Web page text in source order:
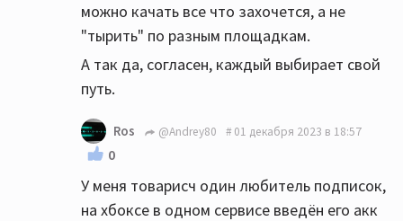
можно качать все что захочется, а не
"тырить" по разным площадкам.
А так да, согласен, каждый выбирает свой
путь.
Ros @Andrey80 01 декабря 2023 в 18:57
0
У меня товарисч один любитель подписок,
на хбоксе в одном сервисе введён его акк